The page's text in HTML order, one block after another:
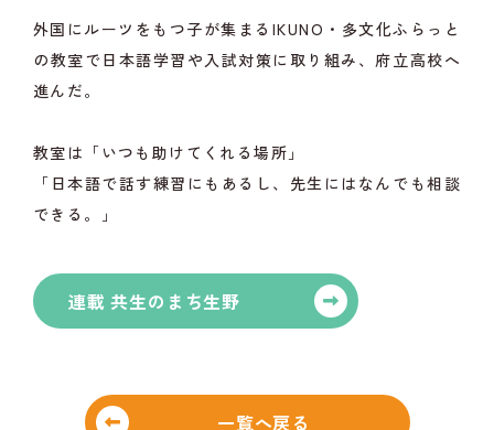
外国にルーツをもつ子が集まるIKUNO・多文化ふらっと
の教室で日本語学習や入試対策に取り組み、府立高校へ
進んだ。
教室は「いつも助けてくれる場所」
「日本語で話す練習にもあるし、先生にはなんでも相談
できる。」
連載 共生のまち生野
一覧へ戻る